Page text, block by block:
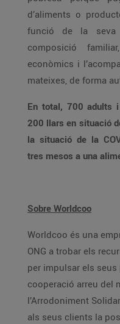
d’aliments o
funció de la seva situació socioeconòmica i
composició familiar, facilitant-los els
econòmics i
mateixes, de forma
En total, 700 adults
200 llars en situació de dificultat econòmica arran de
la situació de la COVID-19, podran accedir durant
Sobre Worldcoo
Worldcoo és una
ONG a trobar els recursos econòmics necessaris
per impulsar els seus
cooperació arreu del
l’Arrodoniment Solidari, els comerços poden
als seus clients la